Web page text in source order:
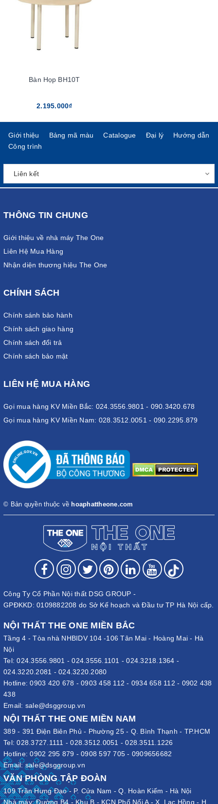
Bàn Họp BH10T
2.195.000₫
Giới thiệu Bảng mã màu Catalogue Đại lý
Hướng dẫn
Công trình
THÔNG TIN CHUNG
Giới thiệu về nhà máy The One
Liên Hệ Mua Hàng
Nhận diện thương hiệu The One
CHÍNH SÁCH
Chính sánh bảo hành
Chính sách giao hàng
Chính sách đổi trả
Chính sách bảo mật
LIÊN HỆ MUA HÀNG
Gọi mua hàng KV Miền Bắc: 024.3556.9801 - 090.3420.678
Gọi mua hàng KV Miền Nam: 028.3512.0051 - 090.2295.879
© Bản quyền thuộc về hoaphattheone.com
Công Ty Cổ Phần Nội thất DSG GROUP -
GPĐKKD: 0109882208 do Sở Kế hoạch và Đầu tư TP Hà Nội cấp.
NỘI THẤT THE ONE MIỀN BẮC
Tầng 4 - Tòa nhà NHBIDV 104 -106 Tân Mai - Hoàng Mai - Hà
Nội
Tel:024.3556.9801 -024.3556.1101 -024.3218.1364 -
024.3220.2081 - 024.3220.2080
Hotline:0903 420 678 - 0903 458 112 - 0934 658 112 - 0902 438
438
Email: sale@dsggroup.vn
NỘI THẤT THE ONE MIỀN NAM
389 - 391 Điện Biên Phủ - Phường 25 - Q. Bình Thạnh - TP.HCM
Tel:028.3727.1111 -028.3512.0051 -028.3511.1226
Hotline:0902 295 879 - 0908 597 705 - 0909656682
Email:sale@dsggroup.vn
VĂN PHÒNG TẬP ĐOÀN
109 Trần Hưng Đạo - P. Cửa Nam - Q. Hoàn Kiếm - Hà Nội
Nhà máy: Đường B4 - Khu B - KCN Phố Nối A - X. Lạc Hồng - H.